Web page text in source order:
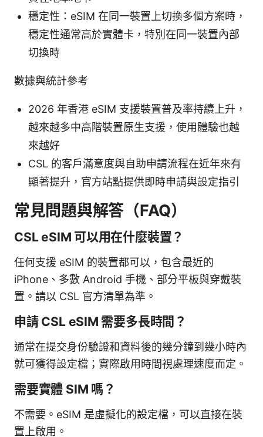
穩定性：eSIM 在同一裝置上切換多個方案時，
穩定性通常高於實體卡，特別在同一裝置內部
切換時
數據與統計參考
2026 年香港 eSIM 支援裝置普及率持續上升，
越來越多中高階裝置原生支援，使用體驗也越
來越好
CSL 的客戶滿意度與自助申請流程在近年來有
顯著提升，官方站點提供即時申請與設定指引
常見問題與解答（FAQ）
CSL eSIM 可以用在什麼裝置？
任何支援 eSIM 的裝置都可以，包含最近的
iPhone、多數 Android 手機、部分平板與穿戴裝
置。請以 CSL 官方清單為準。
申請 CSL eSIM 需要多長時間？
通常在提交身份驗證和資料後的幾分鐘到幾小時內
就可獲得設定檔；實際啟用時間視處理速度而定。
需要實體 SIM 嗎？
不需要。eSIM 是虛擬化的設定檔，可以直接在裝
置上啟用。